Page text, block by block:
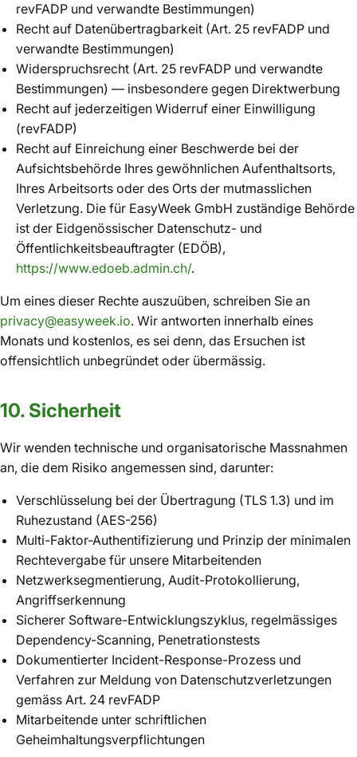
revFADP und verwandte Bestimmungen)
Recht auf Datenübertragbarkeit (Art. 25 revFADP und
verwandte Bestimmungen)
Widerspruchsrecht (Art. 25 revFADP und verwandte
Bestimmungen) — insbesondere gegen Direktwerbung
Recht auf jederzeitigen Widerruf einer Einwilligung
(revFADP)
Recht auf Einreichung einer Beschwerde bei der
Aufsichtsbehörde Ihres gewöhnlichen Aufenthaltsorts,
Ihres Arbeitsorts oder des Orts der mutmasslichen
Verletzung. Die für EasyWeek GmbH zuständige Behörde
ist der Eidgenössischer Datenschutz- und
Öffentlichkeitsbeauftragter (EDÖB),
https://www.edoeb.admin.ch/.
Um eines dieser Rechte auszuüben, schreiben Sie an
privacy@easyweek.io. Wir antworten innerhalb eines
Monats und kostenlos, es sei denn, das Ersuchen ist
offensichtlich unbegründet oder übermässig.
10. Sicherheit
Wir wenden technische und organisatorische Massnahmen
an, die dem Risiko angemessen sind, darunter:
Verschlüsselung bei der Übertragung (TLS 1.3) und im
Ruhezustand (AES-256)
Multi-Faktor-Authentifizierung und Prinzip der minimalen
Rechtevergabe für unsere Mitarbeitenden
Netzwerksegmentierung, Audit-Protokollierung,
Angriffserkennung
Sicherer Software-Entwicklungszyklus, regelmässiges
Dependency-Scanning, Penetrationstests
Dokumentierter Incident-Response-Prozess und
Verfahren zur Meldung von Datenschutzverletzungen
gemäss Art. 24 revFADP
Mitarbeitende unter schriftlichen
Geheimhaltungsverpflichtungen